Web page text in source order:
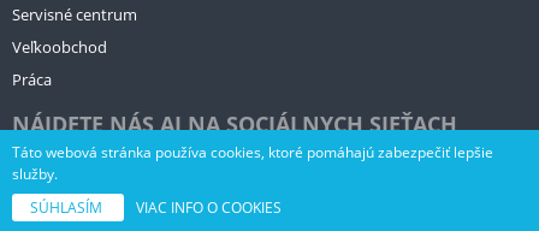
Servisné centrum
Veľkoobchod
Práca
NÁJDETE NÁS AJ NA SOCIÁLNYCH SIEŤACH
Táto webová stránka používa cookies, ktoré pomáhajú zabezpečiť lepšie
služby.
SÚHLASÍM
VIAC INFO O COOKIES